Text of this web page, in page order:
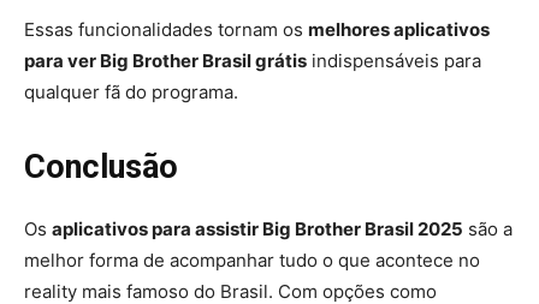
Essas funcionalidades tornam os melhores aplicativos
para ver Big Brother Brasil grátis indispensáveis para
qualquer fã do programa.
Conclusão
Os aplicativos para assistir Big Brother Brasil 2025 são a
melhor forma de acompanhar tudo o que acontece no
reality mais famoso do Brasil. Com opções como